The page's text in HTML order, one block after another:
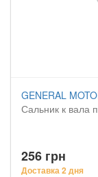
GENERAL
Сальник к вала
256 грн
Доставка 2 дня